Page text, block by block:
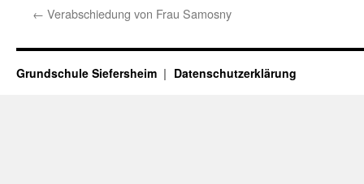
← Verabschiedung von Frau Samosny
Grundschule Siefersheim Datenschutzerklärung